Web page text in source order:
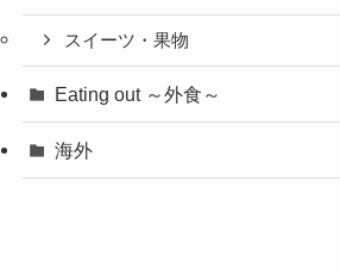
スイーツ・果物
Eating out ～外食～
海外